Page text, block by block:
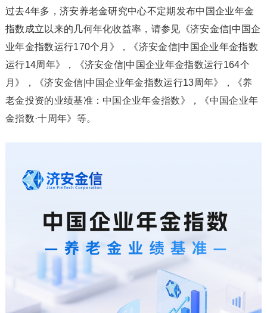
过去4年多，济安养老金研究中心不定期发布中国企业年金
指数成立以来的几何年化收益率，请参见《济安金信|中国企
业年金指数运行170个月》，《济安金信|中国企业年金指数
运行14周年》，《济安金信|中国企业年金指数运行164个
月》，《济安金信|中国企业年金指数运行13周年》，《养
老金投资的业绩基准：中国企业年金指数》，《中国企业年
金指数·十周年》等。